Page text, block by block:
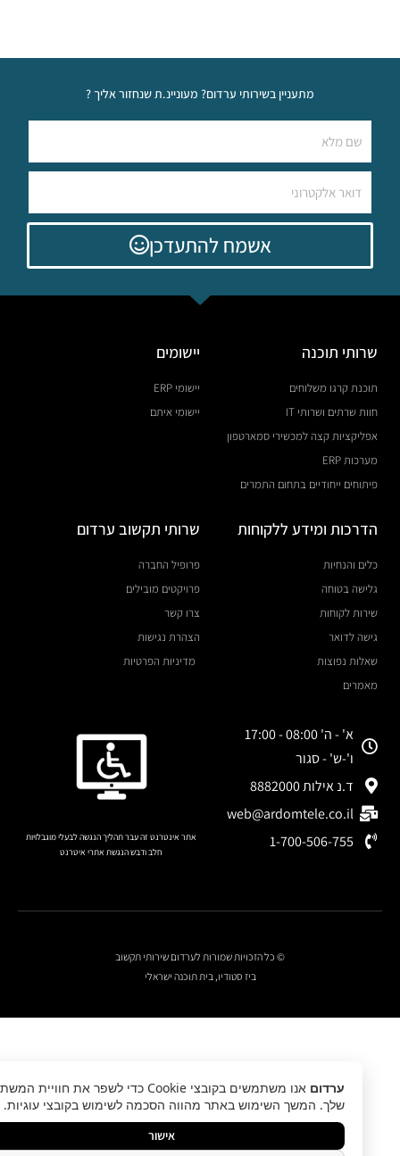
מתעניין בשירותי ערדום? מעוניינ.ת שנחזור אליך ?
אשמח להתעדכן
שרותי תוכנה
תוכנת קרגו משלוחים
חוות שרתים ושרותי IT
אפליקציות קצה למכשירי סמארטפון
מערכות ERP
פיתוחים ייחודיים בתחום התמרים
יישומים
יישומי ERP
יישומי איתם
הדרכות ומידע ללקוחות
כלים והנחיות
גלישה בטוחה
שירות לקוחות
גישה לדואר
שאלות נפוצות
מאמרים
שרותי תקשוב ערדום
פרופיל החברה
פרויקטים מובילים
צרו קשר
הצהרת נגישות
מדיניות הפרטיות
א' - ה' 08:00 - 17:00
ו'-ש' - סגור
ד.נ אילות 8882000
web@ardomtele.co.il
1-700-506-755
אתר אינטרנט זה עבר תהליך הנגשה לבעלי מוגבלויות
חלב ודבש הנגשת אתרי איטרנט
© כל הזכויות שמורות לערדום שירותי תקשוב
ביז סטודיו, בית תוכנה ישראלי
ערדום
אנו משתמשים בקובצי Cookie כדי לשפר את חוויית המשתמש
שלך. המשך השימוש באתר מהווה הסכמה לשימוש בקובצי עוגיות.
אישור